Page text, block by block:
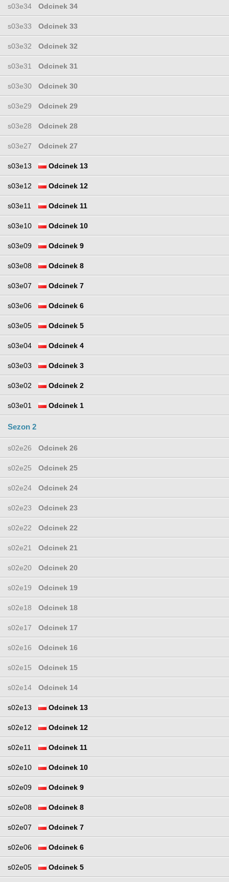
s03e34 Odcinek 34
s03e33 Odcinek 33
s03e32 Odcinek 32
s03e31 Odcinek 31
s03e30 Odcinek 30
s03e29 Odcinek 29
s03e28 Odcinek 28
s03e27 Odcinek 27
s03e13 Odcinek 13
s03e12 Odcinek 12
s03e11 Odcinek 11
s03e10 Odcinek 10
s03e09 Odcinek 9
s03e08 Odcinek 8
s03e07 Odcinek 7
s03e06 Odcinek 6
s03e05 Odcinek 5
s03e04 Odcinek 4
s03e03 Odcinek 3
s03e02 Odcinek 2
s03e01 Odcinek 1
Sezon 2
s02e26 Odcinek 26
s02e25 Odcinek 25
s02e24 Odcinek 24
s02e23 Odcinek 23
s02e22 Odcinek 22
s02e21 Odcinek 21
s02e20 Odcinek 20
s02e19 Odcinek 19
s02e18 Odcinek 18
s02e17 Odcinek 17
s02e16 Odcinek 16
s02e15 Odcinek 15
s02e14 Odcinek 14
s02e13 Odcinek 13
s02e12 Odcinek 12
s02e11 Odcinek 11
s02e10 Odcinek 10
s02e09 Odcinek 9
s02e08 Odcinek 8
s02e07 Odcinek 7
s02e06 Odcinek 6
s02e05 Odcinek 5